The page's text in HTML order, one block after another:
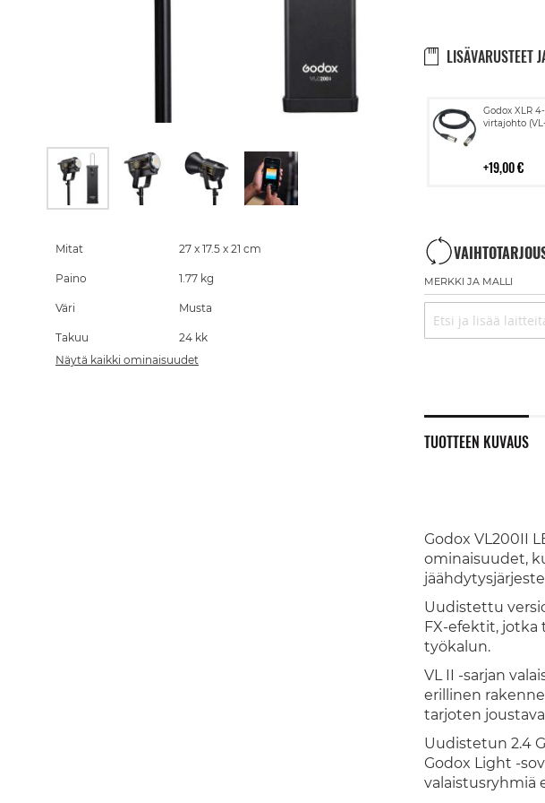
LISÄVARUSTEET
Godox XLR
virtajohto
19,00 €
Lisää
MERKKI JA MALLI
TUOTTEEN KUVAUS
Godox VL200II
ominaisuudet,
Uudistettu
FX-efektit, jotka
työkalun.
VL II -sarjan
erillinen
tarjoten
Uudistetun 2.4
Godox Light -
valaistusryhmiä
the
images
Mitat 27 x 17.5 x 21 cm
Paino 1.77 kg
Väri Musta
Takuu
24 kk
Näytä kaikki ominaisuudet